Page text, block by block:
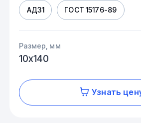
АД31 ГОСТ 15176-89
Размер, мм
10х140
Узнать